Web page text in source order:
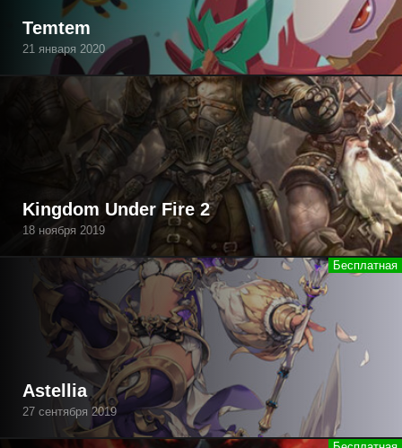
Temtem
21 января 2020
Kingdom Under Fire 2
18 ноября 2019
Astellia
27 сентября 2019